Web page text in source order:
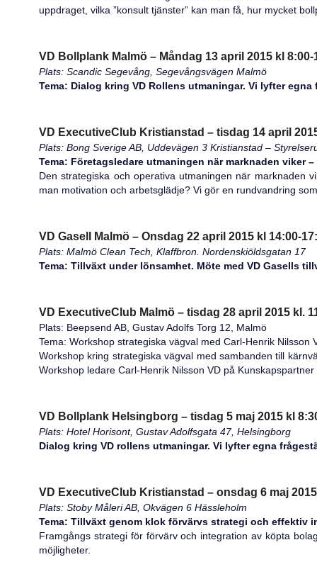
uppdraget, vilka ”konsult tjänster” kan man få, hur mycket
VD Bollplank Malmö – Måndag 13 april 2015 kl 8:00-
Plats: Scandic Segevång, Segevångsvägen Malmö
Tema: Dialog kring VD Rollens utmaningar. Vi lyfter
VD ExecutiveClub Kristianstad – tisdag 14 april
Plats: Bong Sverige AB, Uddevägen 3 Kristianstad –
Tema: Företagsledare utmaningen när marknaden viker
Den strategiska och operativa utmaningen när marknaden
man motivation och arbetsglädje? Vi gör en rundvandring
VD Gasell Malmö – Onsdag 22 april 2015 kl 14:00-
Plats: Malmö Clean Tech, Klaffbron. Nordenskiöldsgatan 17
Tema: Tillväxt under lönsamhet. Möte med VD Gasells
VD ExecutiveClub Malmö – tisdag 28 april 2015 kl.
Plats: Beepsend AB, Gustav Adolfs Torg 12, Malmö
Tema: Workshop strategiska vägval med Carl-Henrik Nilsson
Workshop kring strategiska vägval med sambanden till
Workshop ledare Carl-Henrik Nilsson VD på
VD Bollplank Helsingborg – tisdag 5 maj 2015 kl
Plats: Hotel Horisont, Gustav Adolfsgata 47, Helsingborg
Dialog kring VD rollens utmaningar. Vi lyfter egna
VD ExecutiveClub Kristianstad – onsdag 6 maj
Plats: Stoby Måleri AB, Okvägen 6 Hässleholm
Tema: Tillväxt genom klok förvärvs strategi och effektiv
Framgångs strategi för förvärv och integration av köpta
möjligheter.